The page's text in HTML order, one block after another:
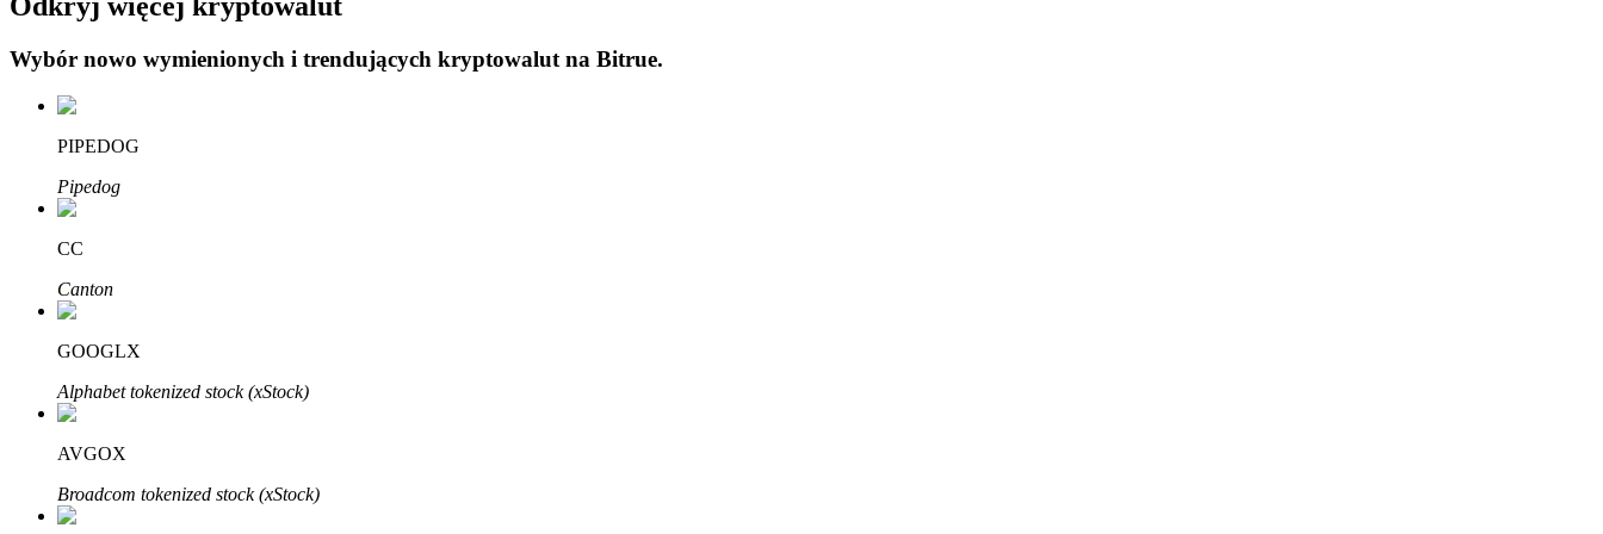
Blokady BTR
Ekskluzywne inwestycje dla posiadaczy BTR
Pożyczki
Usługa pożyczek wspieranych kryptowalutami
Odkryj więcej kryptowalut
Wybór nowo wymienionych i trendujących kryptowalut na Bitrue.
PIPEDOG
Pipedog
CC
Canton
GOOGLX
Alphabet tokenized stock (xStock)
AVGOX
Broadcom tokenized stock (xStock)